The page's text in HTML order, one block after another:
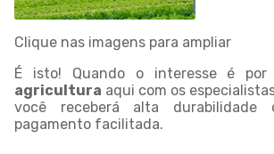
Clique nas imagens para ampliar
É isto! Quando o interesse é por
agricultura aqui com os
você receberá alta
pagamento facilitada.